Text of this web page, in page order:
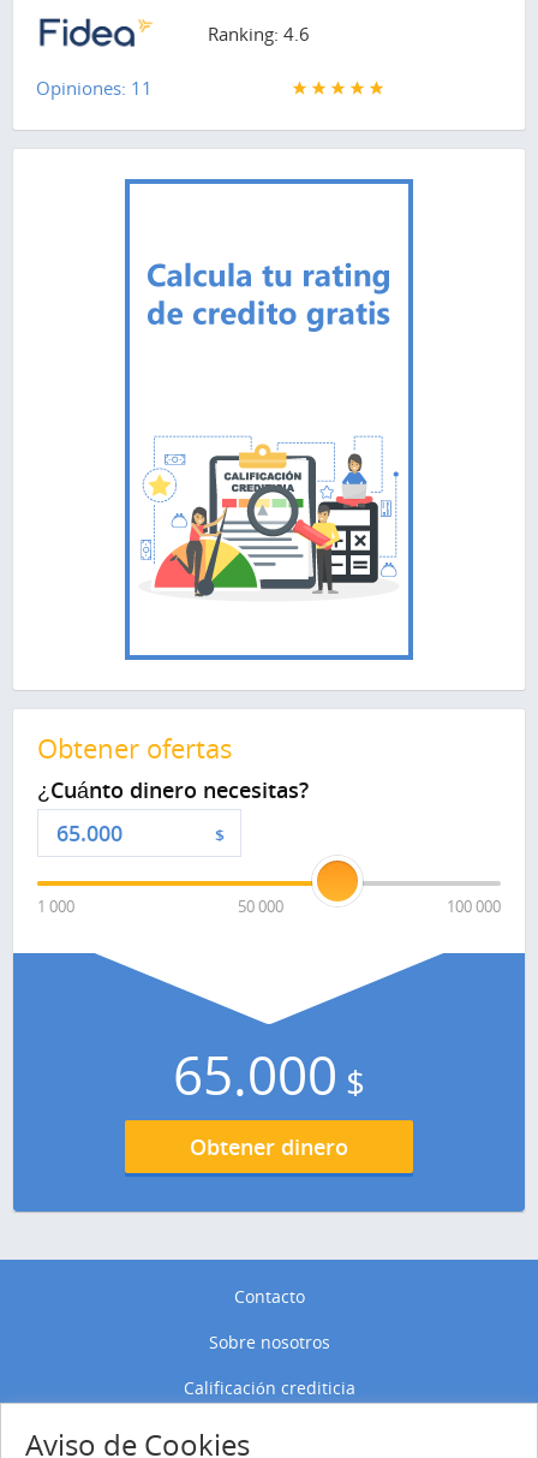
Ranking: 4.6
Opiniones: 11
Obtener ofertas
¿Cuánto dinero necesitas?
$
1 000 50 000 100 000
65.000 $
Obtener dinero
Contacto
Sobre nosotros
Calificación crediticia
Política de privacidad
Aviso de Cookies